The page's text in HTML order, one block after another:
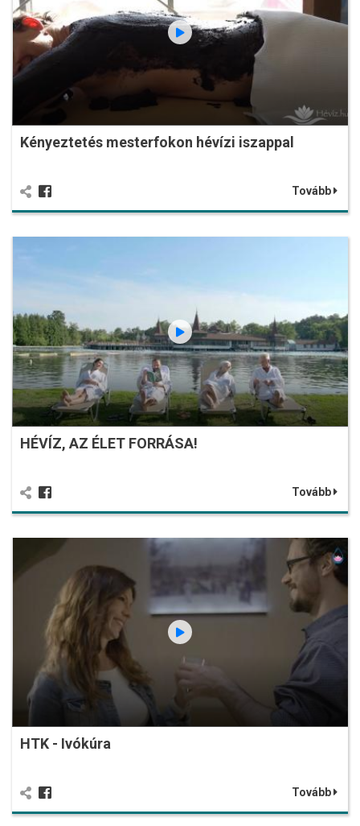
Kényeztetés mesterfokon hévízi iszappal
Tovább
HÉVÍZ, AZ ÉLET FORRÁSA!
Tovább
HTK - Ivókúra
Tovább